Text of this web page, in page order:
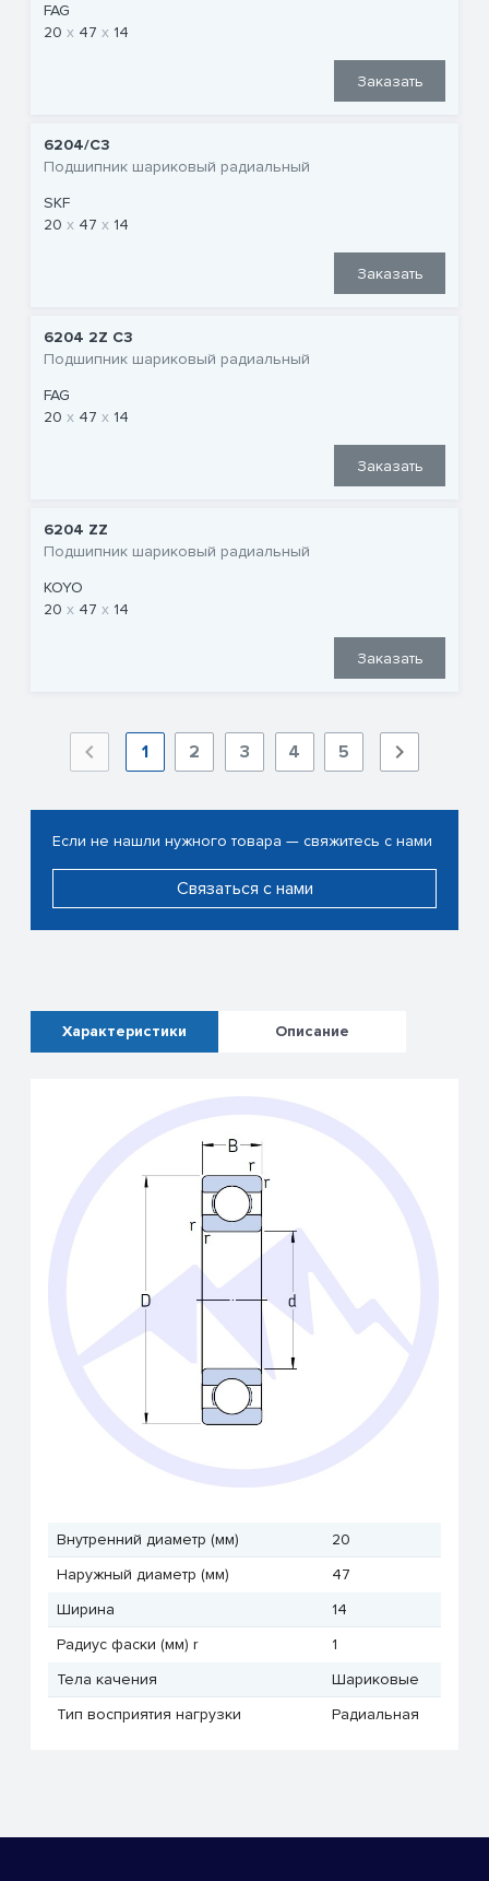
FAG
20
47 14
Заказать
6204/C3
Подшипник шариковый радиальный
SKF
20
47 14
Заказать
6204 2Z C3
Подшипник шариковый радиальный
FAG
20
47 14
Заказать
6204 ZZ
Подшипник шариковый радиальный
KOYO
20
47 14
Заказать
1 2 3 4 5
Если не нашли нужного товара — свяжитесь с нами
Связаться с нами
Характеристики Описание
Внутренний диаметр (мм)
20
Наружный диаметр (мм)
47
Ширина
14
Радиус фаски (мм) r
1
Тела качения
Шариковые
Тип восприятия нагрузки
Радиальная